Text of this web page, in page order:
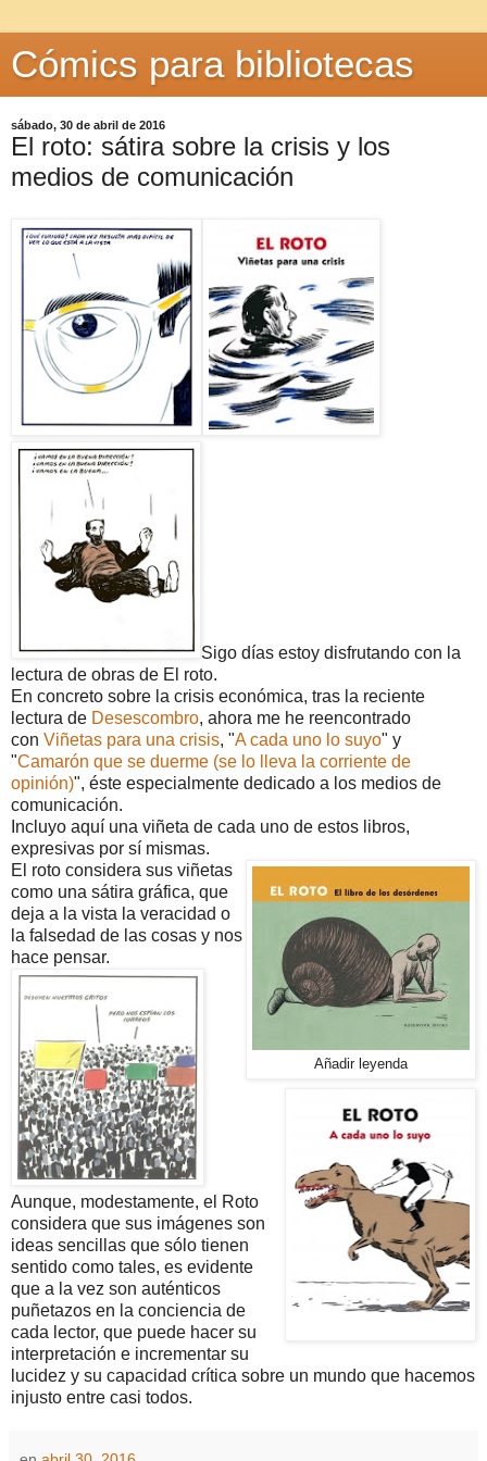
Cómics para bibliotecas
sábado, 30 de abril de 2016
El roto: sátira sobre la crisis y los
medios de comunicación
Sigo días estoy disfrutando con la
lectura de obras de El roto.
En concreto sobre la crisis económica, tras la reciente
lectura de Desescombro, ahora me he reencontrado
con Viñetas para una crisis, "A cada uno lo suyo" y
"Camarón que se duerme (se lo lleva la corriente de
opinión)", éste especialmente dedicado a los medios de
comunicación.
Incluyo aquí una viñeta de cada uno de estos libros,
expresivas por sí mismas.
Añadir leyenda
El roto considera sus viñetas
como una sátira gráfica, que
deja a la vista la veracidad o
la falsedad de las cosas y nos
hace pensar.
Aunque, modestamente, el Roto
considera que sus imágenes son
ideas sencillas que sólo tienen
sentido como tales, es evidente
que a la vez son auténticos
puñetazos en la conciencia de
cada lector, que puede hacer su
interpretación e incrementar su
lucidez y su capacidad crítica sobre un mundo que hacemos
injusto entre casi todos.